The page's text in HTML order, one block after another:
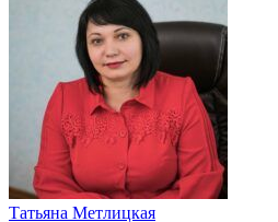
Татьяна Метлицкая